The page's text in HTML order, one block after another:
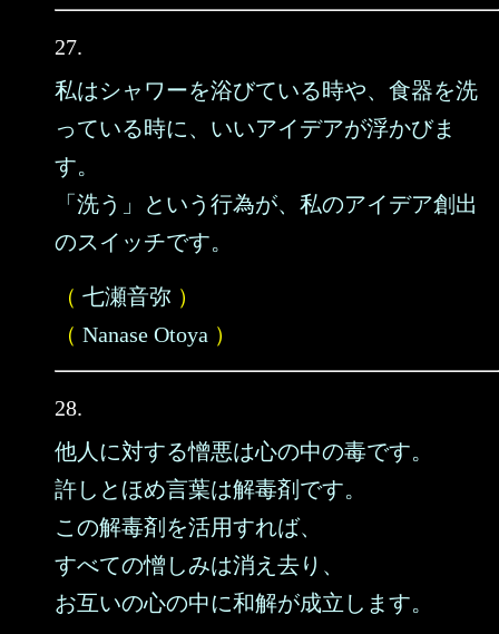
27.
私はシャワーを浴びている時や、食器を洗
っている時に、いいアイデアが浮かびま
す。
「洗う」という行為が、私のアイデア創出
のスイッチです。
（ 七瀬音弥 ）
（ Nanase Otoya ）
28.
他人に対する憎悪は心の中の毒です。
許しとほめ言葉は解毒剤です。
この解毒剤を活用すれば、
すべての憎しみは消え去り、
お互いの心の中に和解が成立します。